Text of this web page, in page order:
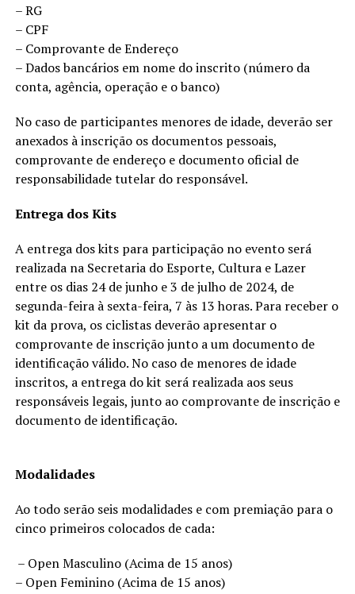
– RG
– CPF
– Comprovante de Endereço
– Dados bancários em nome do inscrito (número da
conta, agência, operação e o banco)
No caso de participantes menores de idade, deverão ser
anexados à inscrição os documentos pessoais,
comprovante de endereço e documento oficial de
responsabilidade tutelar do responsável.
Entrega dos Kits
A entrega dos kits para participação no evento será
realizada na Secretaria do Esporte, Cultura e Lazer
entre os dias 24 de junho e 3 de julho de 2024, de
segunda-feira à sexta-feira, 7 às 13 horas. Para receber o
kit da prova, os ciclistas deverão apresentar o
comprovante de inscrição junto a um documento de
identificação válido. No caso de menores de idade
inscritos, a entrega do kit será realizada aos seus
responsáveis legais, junto ao comprovante de inscrição e
documento de identificação.
Modalidades
Ao todo serão seis modalidades e com premiação para o
cinco primeiros colocados de cada:
– Open Masculino (Acima de 15 anos)
– Open Feminino (Acima de 15 anos)